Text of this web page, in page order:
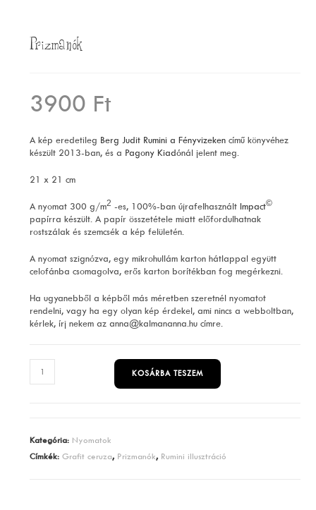
Prizmanók
3900 Ft
A kép eredetileg Berg Judit Rumini a Fényvizeken című könyvéhez
készült 2013-ban, és a Pagony Kiadónál jelent meg.
21 x 21 cm
A nyomat 300 g/m2 -es, 100%-ban újrafelhasznált Impact©
papírra készült. A papír összetétele miatt előfordulhatnak
rostszálak és szemcsék a kép felületén.
A nyomat szignózva, egy mikrohullám karton hátlappal együtt
celofánba csomagolva, erős karton borítékban fog megérkezni.
Ha ugyanebből a képből más méretben szeretnél nyomatot
rendelni, vagy ha egy olyan kép érdekel, ami nincs a webboltban,
kérlek, írj nekem az anna@kalmananna.hu címre.
Prizmanók
mennyiség
KOSÁRBA TESZEM
Kategória: Nyomatok
Címkék:Grafit ceruza, Prizmanók, Rumini illusztráció